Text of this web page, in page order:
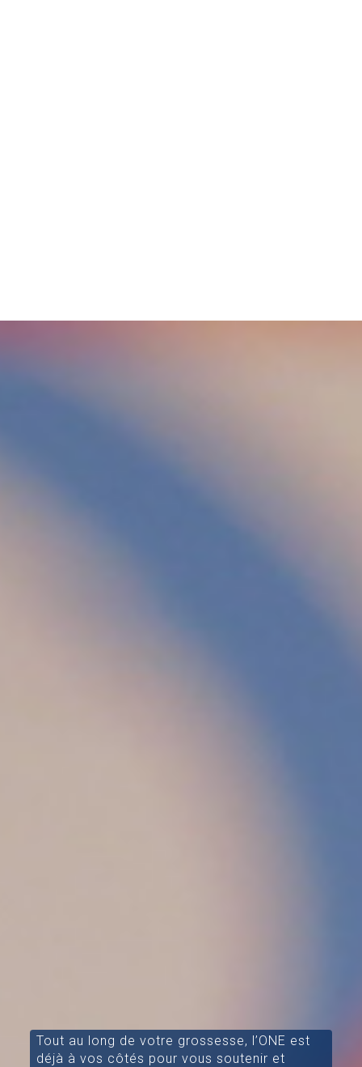
Tout au long de votre grossesse, l’ONE est
déjà à vos côtés pour vous soutenir et